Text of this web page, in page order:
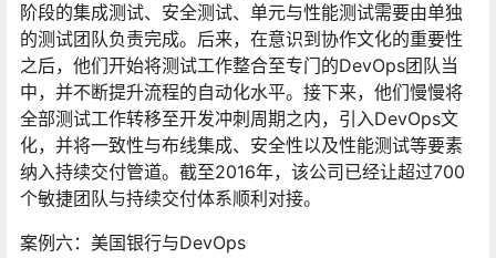
阶段的集成测试、安全测试、单元与性能测试需要由单独
的测试团队负责完成。后来，在意识到协作文化的重要性
之后，他们开始将测试工作整合至专门的DevOps团队当
中，并不断提升流程的自动化水平。接下来，他们慢慢将
全部测试工作转移至开发冲刺周期之内，引入DevOps文
化，并将一致性与布线集成、安全性以及性能测试等要素
纳入持续交付管道。截至2016年，该公司已经让超过700
个敏捷团队与持续交付体系顺利对接。
案例六：美国银行与DevOps